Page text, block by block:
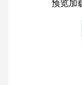
预览加